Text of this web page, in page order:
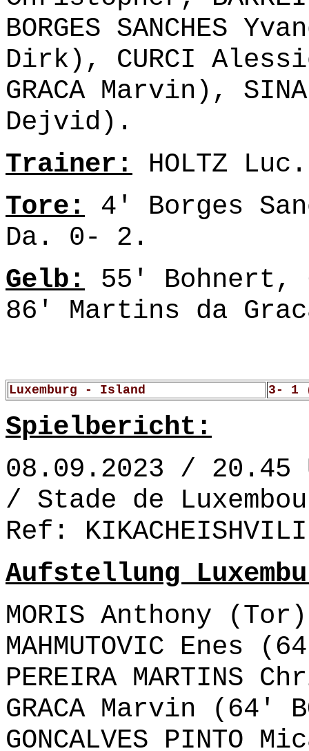
BORGES SANCHES
Dirk), CURCI
GRACA Marvin),
Dejvid).
Trainer: HOLTZ Luc.
Tore: 4' Borges
Da. 0- 2.
Gelb: 55' Bohnert,
86' Martins da
Luxemburg - Island 3- 1
Spielbericht:
08.09.2023 / 20.45
/ Stade de
Ref:
Aufstellung
MORIS Anthony
MAHMUTOVIC Enes
PEREIRA MARTINS
GRACA Marvin (64'
GONCALVES PINTO